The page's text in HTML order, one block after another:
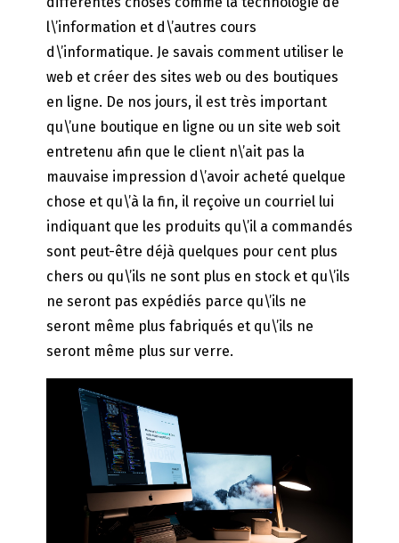
l\’information et d\’autres cours
d\’informatique. Je savais comment utiliser le
web et créer des sites web ou des boutiques
en ligne. De nos jours, il est très important
qu\’une boutique en ligne ou un site web soit
entretenu afin que le client n\’ait pas la
mauvaise impression d\’avoir acheté quelque
chose et qu\’à la fin, il reçoive un courriel lui
indiquant que les produits qu\’il a commandés
sont peut-être déjà quelques pour cent plus
chers ou qu\’ils ne sont plus en stock et qu\’ils
ne seront pas expédiés parce qu\’ils ne
seront même plus fabriqués et qu\’ils ne
seront même plus sur verre.